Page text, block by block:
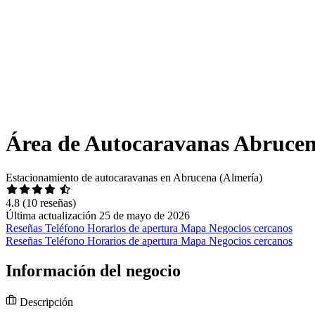
Área de Autocaravanas
Estacionamiento de autocaravanas en Abrucena (Almería)
4.8 (10 reseñas)
Última actualización 25 de mayo de 2026
Reseñas Teléfono Horarios de apertura Mapa Negocios cercanos
Reseñas Teléfono Horarios de apertura Mapa Negocios cercanos
Información del negocio
Descripción